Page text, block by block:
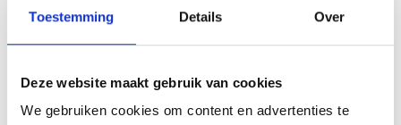
Toestemming Details Over
Deze website maakt gebruik van cookies
We gebruiken cookies om content en advertenties te
Bram Maters
06-10501870